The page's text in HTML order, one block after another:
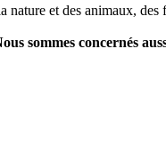
nature et des animaux,
sommes concernés